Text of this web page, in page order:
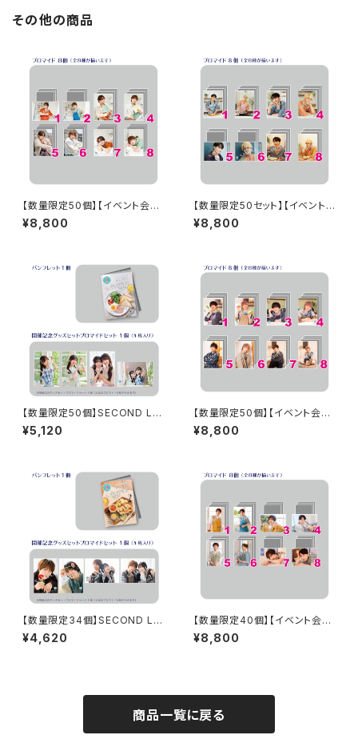
その他の商品
【数量限定50個】【イベント会場
特典付き】SECOND LINE Pre
sents みんなに会いに行くよ!
¥8,800
【数量限定50セット】【イベント
会場特典付き】SECOND LINE
Presents みんなに会いに行く
¥8,800
【数量限定50個】SECOND LIN
E Presents みんなに会いに行
くよ! 第46回 in 静岡 開催記念
¥5,120
【数量限定50個】【イベント会場
特典付き】SECOND LINE Pre
sents みんなに会いに行くよ!
¥8,800
【数量限定34個】SECOND LIN
E Presents みんなに会いに行
くよ! 第30回 in 静岡 開催記念
¥4,620
【数量限定40個】【イベント会場
特典付き】SECOND LINE Pre
sents みんなに会いに行くよ!
¥8,800
商品一覧に戻る